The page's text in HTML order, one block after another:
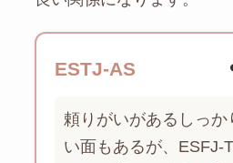
ESTJ-AS
頼りがいがあるしっか
い面もあるが、ESFJ-